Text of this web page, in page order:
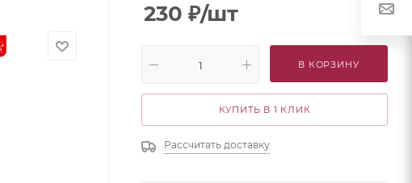
230 ₽/шт
В КОРЗИНУ
КУПИТЬ В 1 КЛИК
Рассчитать доставку